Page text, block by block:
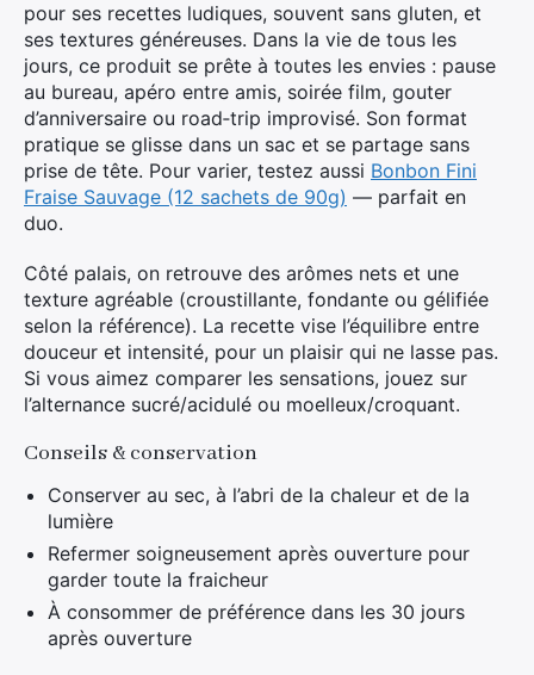
pour ses recettes ludiques, souvent sans gluten, et
ses textures généreuses. Dans la vie de tous les
jours, ce produit se prête à toutes les envies : pause
au bureau, apéro entre amis, soirée film, gouter
d’anniversaire ou road‑trip improvisé. Son format
pratique se glisse dans un sac et se partage sans
prise de tête. Pour varier, testez aussi Bonbon Fini
Fraise Sauvage (12 sachets de 90g) — parfait en
duo.
Côté palais, on retrouve des arômes nets et une
texture agréable (croustillante, fondante ou gélifiée
selon la référence). La recette vise l’équilibre entre
douceur et intensité, pour un plaisir qui ne lasse pas.
Si vous aimez comparer les sensations, jouez sur
l’alternance sucré/acidulé ou moelleux/croquant.
Conseils & conservation
Conserver au sec, à l’abri de la chaleur et de la
lumière
Refermer soigneusement après ouverture pour
garder toute la fraicheur
À consommer de préférence dans les 30 jours
après ouverture